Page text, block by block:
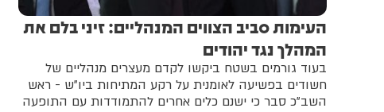
העימות סביב הצווים המנהליים: זיני בלם את
המהלך נגד יהודים
בעוד גורמים בשטח ביקשו לקדם מעצרים מנהליים של
חשודים בפשיעה לאומנית על רקע המתיחות ביו"ש - ראש
השב"כ סבר כי ישנם כלים אחרים להתמודדות עם התופעה